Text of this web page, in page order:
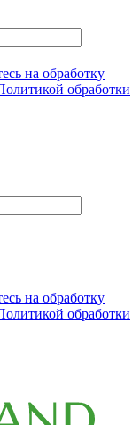
на обработку
обработки
на обработку
обработки